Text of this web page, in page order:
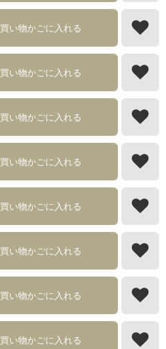
買い物かごに入れる
買い物かごに入れる
買い物かごに入れる
買い物かごに入れる
買い物かごに入れる
買い物かごに入れる
買い物かごに入れる
買い物かごに入れる